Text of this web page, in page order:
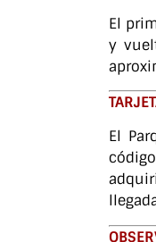
El
y
El